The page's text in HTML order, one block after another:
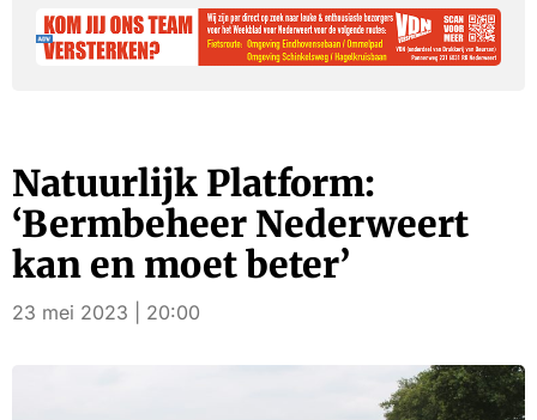
Natuurlijk Platform:
‘Bermbeheer Nederweert
kan en moet beter’
23 mei 2023 | 20:00